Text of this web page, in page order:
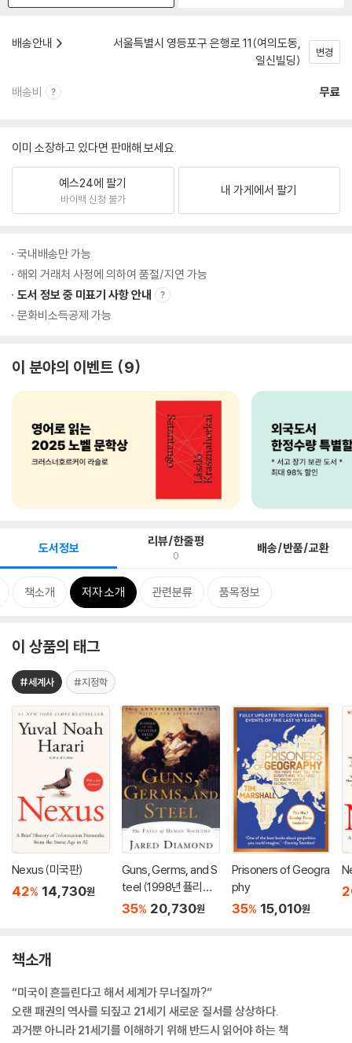
배송안내
서울특별시 영등포구 은행로 11(여의도동,
일신빌딩)
변경
배송비 무료
이미 소장하고 있다면 판매해 보세요.
예스24에 팔기
바이백 신청 불가
내 가게에서 팔기
국내배송만 가능
해외 거래처 사정에 의하여 품절/지연 가능
도서 정보 중 미표기 사항 안내
문화비소득공제 가능
이 분야의 이벤트 9
도서정보 리뷰/한줄평
0 배송/반품/교환
책소개 저자 소개 관련분류 품목정보
이 상품의 태그
#세계사 #지정학
Nexus (미국판)
42% 14,730원
Guns, Germs, and S
teel (1998년 퓰리처
상 수상작 / 20주년 기
35% 20,730원
Prisoners of Geogra
phy
35% 15,010원
책소개
“미국이 흔들린다고 해서 세계가 무너질까?”
오랜 패권의 역사를 되짚고 21세기 새로운 질서를 상상하다.
과거뿐 아니라 21세기를 이해하기 위해 반드시 읽어야 하는 책